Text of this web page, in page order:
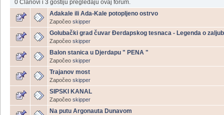
0 Članovi i 3 gostiju pregledaju ovaj forum.
Adakale ili Ada-Kale potopljeno ostrvo
Započeo skipper
Golubački grad čuvar Đerdapskog tesnaca - Legenda o
Započeo skipper
Balon stanica u Djerdapu " PENA "
Započeo skipper
Trajanov most
Započeo skipper
SIPSKI KANAL
Započeo skipper
Na putu Argonauta Dunavom